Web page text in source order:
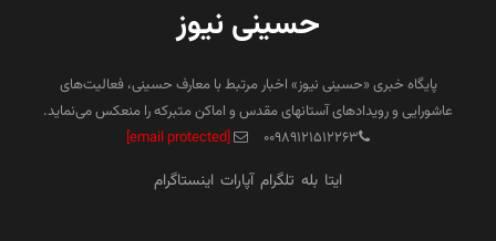
حسینی نیوز
پایگاه خبری «حسینی نیوز» اخبار مرتبط با معارف حسینی، فعالیت‌های
عاشورایی و رویدادهای آستانهای مقدس و اماکن متبرکه را منعکس می‌نماید.
۰۰۹۸۹۱۲۱۵۱۲۲۶۳
[email protected]
ایتا بله تلگرام آپارات اینستاگرام